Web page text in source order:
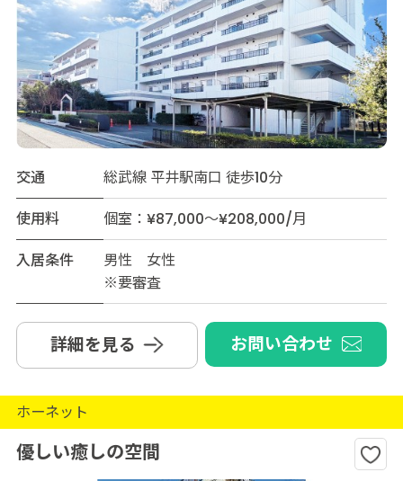
交通
総武線 平井駅南口 徒歩10分
使用料
個室：¥87,000～¥208,000/月
入居条件
男性 女性
※要審査
詳細を見る お問い合わせ
ホーネット
優しい癒しの空間